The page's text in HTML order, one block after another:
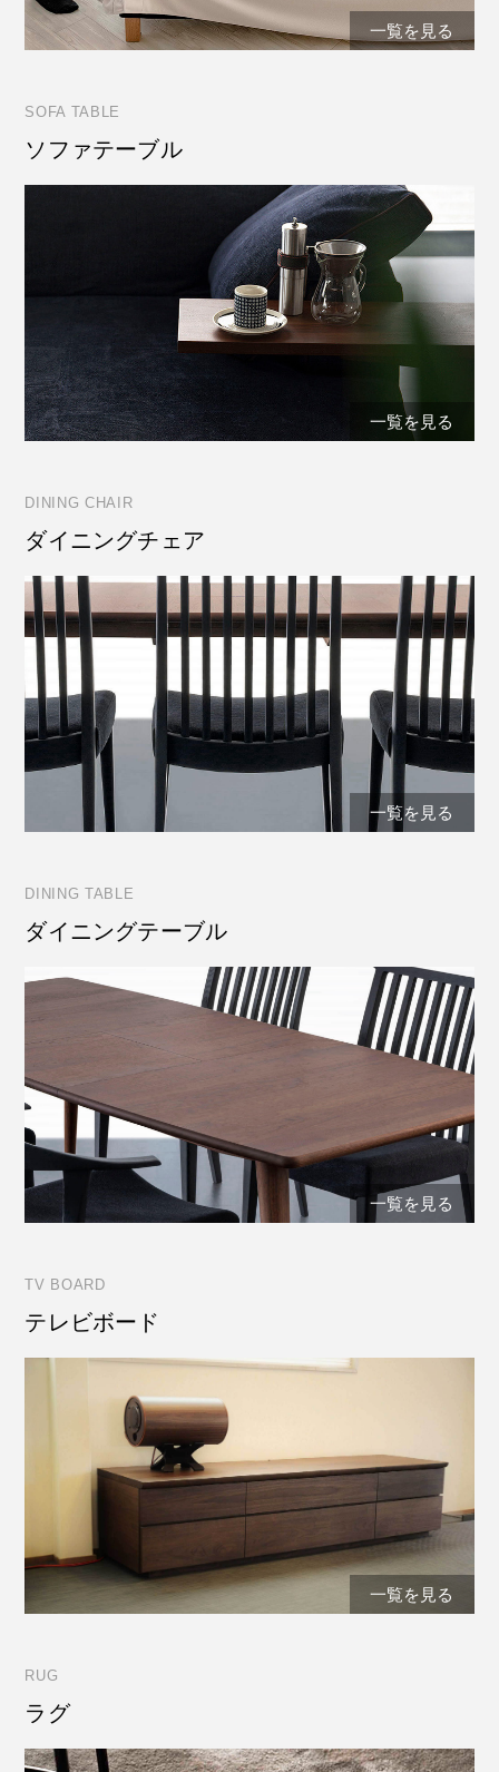
一覧を見る
SOFA TABLE
ソファテーブル
一覧を見る
DINING CHAIR
ダイニングチェア
一覧を見る
DINING TABLE
ダイニングテーブル
一覧を見る
TV BOARD
テレビボード
一覧を見る
RUG
ラグ